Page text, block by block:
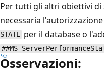
Per tutti gli altri obiettivi di
necessaria l'autorizzazione
STATE per il database o
Osservazioni: